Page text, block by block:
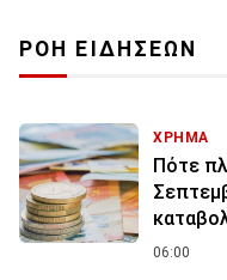
ΡΟΗ ΕΙΔΗΣΕΩΝ
ΧΡΗΜΑ
Πότε
06:00